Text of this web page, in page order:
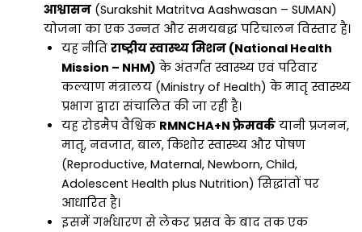
आश्वासन(Surakshit Matritva Aashwasan – SUMAN)
योजना का एक उन्नत और समयबद्ध परिचालन विस्तार है।
यह नीति राष्ट्रीय स्वास्थ्य मिशन (National Health
Mission – NHM) के अंतर्गत स्वास्थ्य एवं परिवार
कल्याण मंत्रालय (Ministry of Health) के मातृ स्वास्थ्य
प्रभाग द्वारा संचालित की जा रही है।
यह रोडमैप वैश्विक RMNCHA+N फ्रेमवर्कयानी प्रजनन,
मातृ, नवजात, बाल, किशोर स्वास्थ्य और पोषण
(Reproductive, Maternal, Newborn, Child,
Adolescent Health plus Nutrition) सिद्धांतों पर
आधारित है।
इसमें गर्भधारण से लेकर प्रसव के बाद तक एक